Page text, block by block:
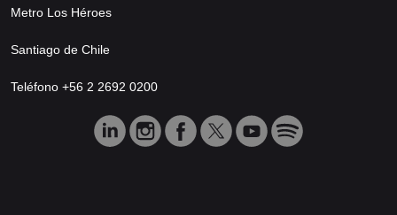
Metro Los Héroes
Santiago de Chile
Teléfono +56 2 2692 0200